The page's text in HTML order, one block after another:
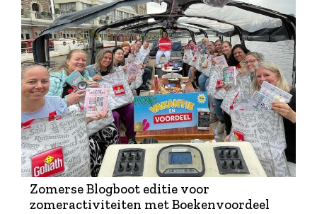
Zomerse Blogboot editie voor
zomeractiviteiten met Boekenvoordeel